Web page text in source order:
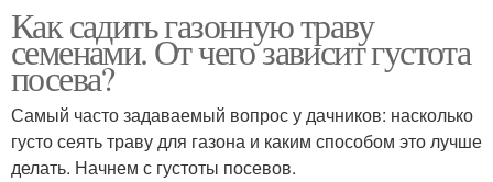
Как садить газонную траву
семенами. От чего зависит густота
посева?
Самый часто задаваемый вопрос у дачников: насколько
густо сеять траву для газона и каким способом это лучше
делать. Начнем с густоты посевов.